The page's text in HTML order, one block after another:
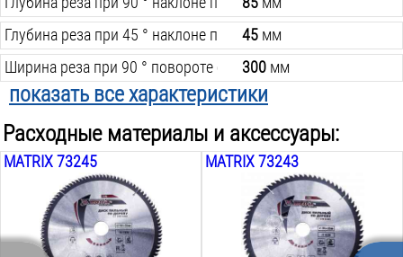
Глубина реза при 45 ° наклоне пилы:45мм
Ширина реза при 90 ° повороте стола:
300мм
Ширина реза при 45 ° повороте стола:
150мм
Наклон пилы лево/право:
45/0гр
Поворот стола лево/право:
45/45гр
Max скорость вращения диска:
6000об/мин
Регулятор оборотов:
нет
показать все характеристики
Расходные материалы и аксессуары:
MATRIX 73245 MATRIX 73243